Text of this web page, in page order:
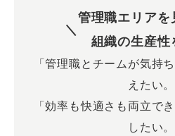
管理職エリアを
組織の生産
「管理職とチームが気持
えたい。
「効率も快適さも両立で
したい。